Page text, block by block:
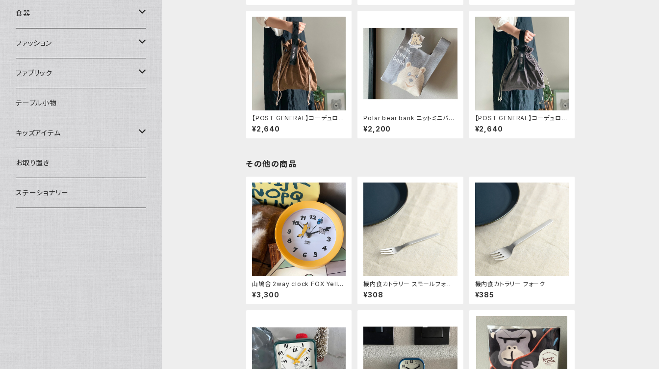
【POST GENERAL】コーデュロイ
バッグ ブラウン
¥2,640
Polar bear bank ニットミニバッ
グ ベアグレー
¥2,200
【POST GENERAL】コーデュロイ
バッグ グレイ
¥2,640
その他の商品
山鳩舎 2way clock FOX Yello
w
¥3,300
機内食カトラリー スモールフォー
ク
¥308
機内食カトラリー フォーク
¥385
ぬいぐるみ
時計
フラワーベース
ランプ
カトラリー
食器
その他
タオル・ハンカチ
キッチンクロス
その他
食器
コップ・マグカップ
プレート
ボウル
お茶碗
汁椀・丼ぶり
ファッション
バッグ
エプロン
財布・ポーチ
雨傘・日傘
靴・くつした
ファブリック
タオル
クッションカバー
スローケット
テーブル小物
キッズアイテム
靴
スタイ・エプロン
お取り置き
ステーショナリー